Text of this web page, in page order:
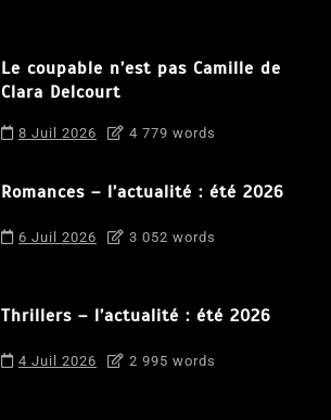
Le coupable n’est pas Camille de
Clara Delcourt
8 Juil 2026 4 779 words
Romances – l’actualité : été 2026
6 Juil 2026 3 052 words
Thrillers – l’actualité : été 2026
4 Juil 2026 2 995 words